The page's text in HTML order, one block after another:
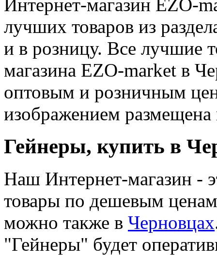
Интернет-магазин EZO-
лучших товаров из
и в розницу. Все лучшие
магазина EZO-market в
оптовым и розничным
изображением размещена
Гейнеры, купить в
Наш Интернет-магазин -
товары по дешевым
можно также в Черновцах
"Гейнеры" будет